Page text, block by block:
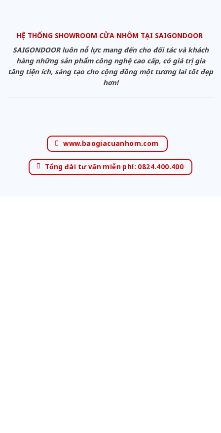
HỆ THỐNG SHOWROOM CỬA NHÔM TẠI SAIGONDOOR
SAIGONDOOR luôn nỗ lực mang đến cho đối tác và khách
hàng những sản phẩm công nghệ cao cấp, có giá trị gia
tăng tiện ích, sáng tạo cho cộng đồng một tương lai tốt đẹp
hơn!
www.baogiacuanhom.com
Tổng đài tư vấn miễn phí: 0824.400.400